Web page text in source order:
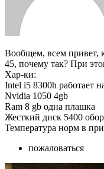
Вообщем, всем привет,
45, почему так? При
Хар-ки:
Intel i5 8300h работает
Nvidia 1050 4gb
Ram 8 gb одна плашка
Жесткий диск 5400
Температура норм в
пожаловаться